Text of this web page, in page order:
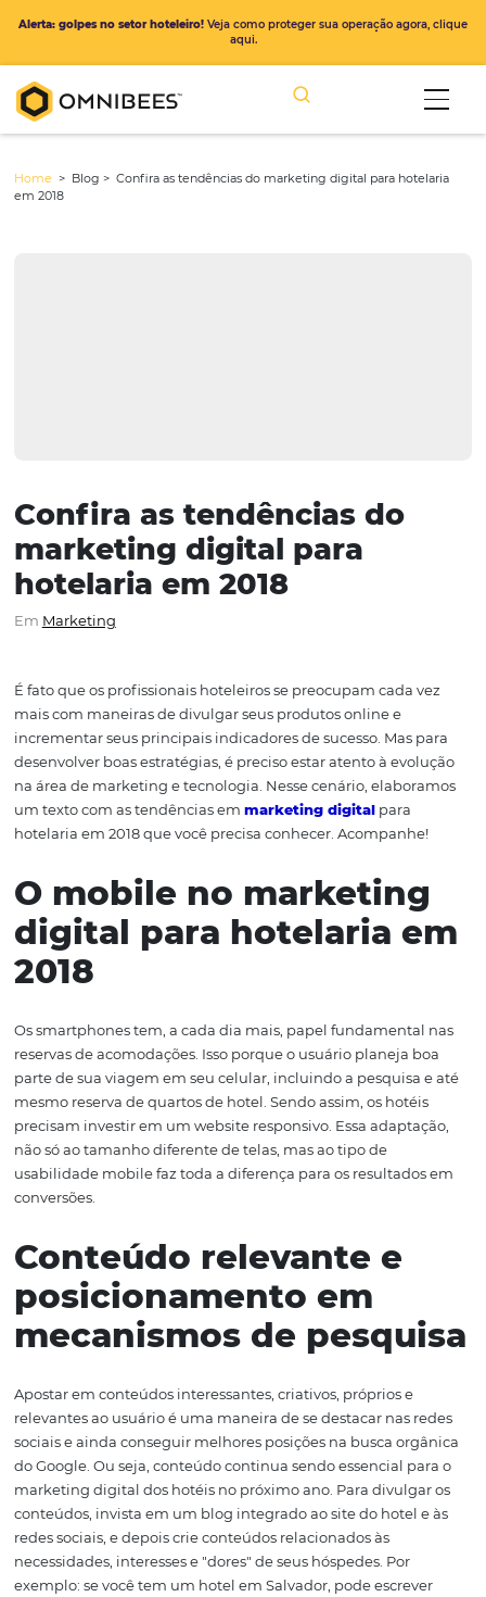
Confira as tendências do
hotelaria em 2018
Em Marketing
É fato que os profissionais hoteleiros se preocupam
mais com maneiras de divulgar seus produtos online e
desenvolver boas estratégias, é preciso estar atento à
na área de marketing e tecnologia. Nesse cenário,
um texto com as tendências em
hotelaria em 2018 que você precisa conhecer.
O mobile no
digital para hotelaria
2018
reservas de acomodações. Isso porque o usuário planeja
parte de sua viagem em seu celular, incluindo a
mesmo reserva de quartos de hotel. Sendo assim, os
precisam investir em um website responsivo. Essa
não só ao tamanho diferente de telas, mas ao tipo de
conversões.
Conteúdo relevante e
posicionamento em
mecanismos de
Alerta: golpes no setor hoteleiro!Veja como proteger sua operação